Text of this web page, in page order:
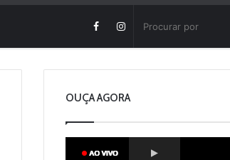
OUÇA AGORA